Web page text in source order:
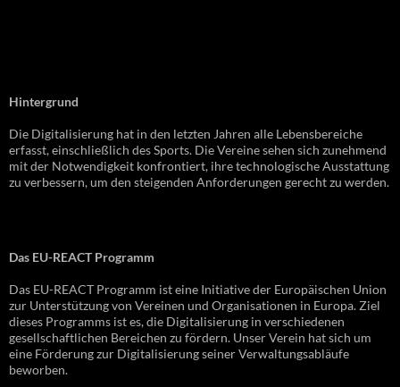
Hintergrund
Die Digitalisierung hat in den letzten Jahren alle Lebensbereiche
erfasst, einschließlich des Sports. Die Vereine sehen sich zunehmend
mit der Notwendigkeit konfrontiert, ihre technologische Ausstattung
zu verbessern, um den steigenden Anforderungen gerecht zu werden.
Das EU-REACT Programm
Das EU-REACT Programm ist eine Initiative der Europäischen Union
zur Unterstützung von Vereinen und Organisationen in Europa. Ziel
dieses Programms ist es, die Digitalisierung in verschiedenen
gesellschaftlichen Bereichen zu fördern. Unser Verein hat sich um
eine Förderung zur Digitalisierung seiner Verwaltungsabläufe
beworben.